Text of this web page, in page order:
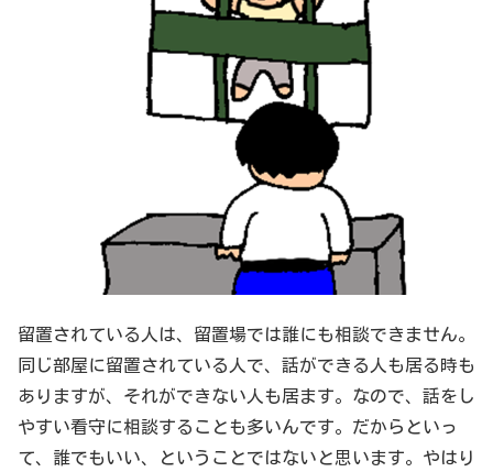
留置されている人は、留置場では誰にも相談できません。
同じ部屋に留置されている人で、話ができる人も居る時も
ありますが、それができない人も居ます。なので、話をし
やすい看守に相談することも多いんです。だからといっ
て、誰でもいい、ということではないと思います。やはり